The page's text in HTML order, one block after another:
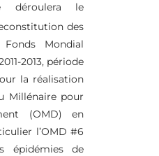
déroulera le
des
Mondial
2013, période
la réalisation
Millénaire pour
(OMD) en
l’OMD #6
épidémies de